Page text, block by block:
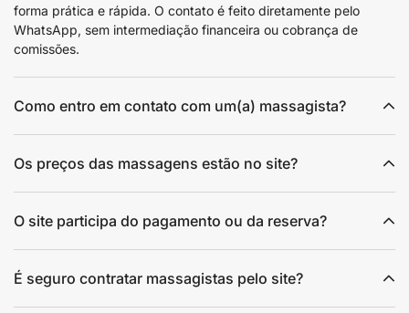
forma prática e rápida. O contato é feito diretamente pelo
WhatsApp, sem intermediação financeira ou cobrança de
comissões.
Como entro em contato com um(a) massagista?
Os preços das massagens estão no site?
O site participa do pagamento ou da reserva?
É seguro contratar massagistas pelo site?